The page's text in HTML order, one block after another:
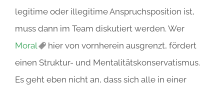
legitime oder illegitime Anspruchsposition ist,
muss dann im Team diskutiert werden. Wer
Moral
hier von vornherein ausgrenzt, fördert
einen Struktur- und Mentalitätskonservatismus.
Es geht eben nicht an, dass sich alle in einer